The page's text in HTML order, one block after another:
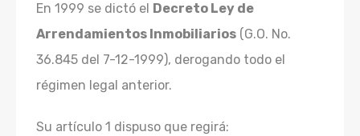
En 1999 se dictó el Decreto Ley de
Arrendamientos Inmobiliarios (G.O. No.
36.845 del 7-12-1999), derogando todo el
régimen legal anterior.
Su artículo 1 dispuso que regirá: